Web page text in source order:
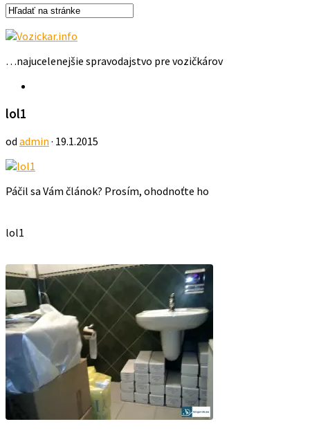
…najucelenejšie spravodajstvo pre vozičkárov
lol1
od admin · 19.1.2015
Páčil sa Vám článok? Prosím, ohodnoťte ho
lol1